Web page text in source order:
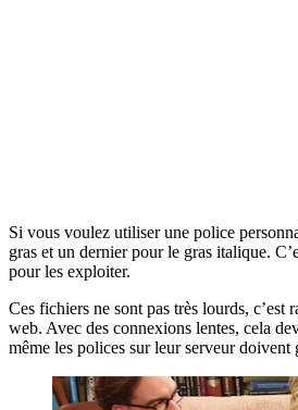
Si vous voulez utiliser une police
gras et un dernier pour le gras italique.
pour les exploiter.
Ces fichiers ne sont pas très lourds,
web. Avec des connexions lentes, cela
même les polices sur leur serveur